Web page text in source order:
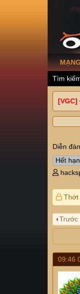
Tìm
[VGC]
Diễn đàn
Hết hạn
T
r
e
d
s
a
r
t
Thớt
Trước
09:46